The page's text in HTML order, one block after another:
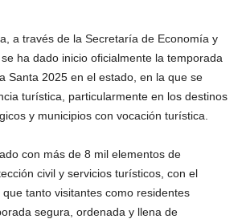
a través de la Secretaría de Economía y
ha dado inicio oficialmente la temporada
Santa 2025 en el estado, en la que se
turística, particularmente en los destinos
y municipios con vocación turística.
con más de 8 mil elementos de
civil y servicios turísticos, con el
tanto visitantes como residentes
segura, ordenada y llena de